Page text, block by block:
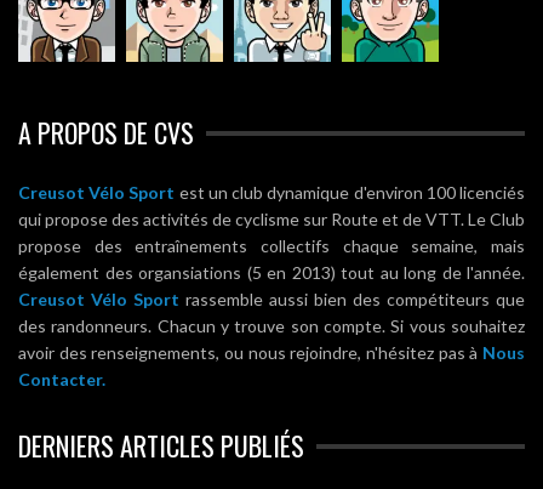
A PROPOS DE CVS
Creusot Vélo Sport est un club dynamique d'environ 100 licenciés
qui propose des activités de cyclisme sur Route et de VTT. Le Club
propose des entraînements collectifs chaque semaine, mais
également des organsiations (5 en 2013) tout au long de l'année.
Creusot Vélo Sport rassemble aussi bien des compétiteurs que
des randonneurs. Chacun y trouve son compte. Si vous souhaitez
avoir des renseignements, ou nous rejoindre, n'hésitez pas à Nous
Contacter.
DERNIERS ARTICLES PUBLIÉS